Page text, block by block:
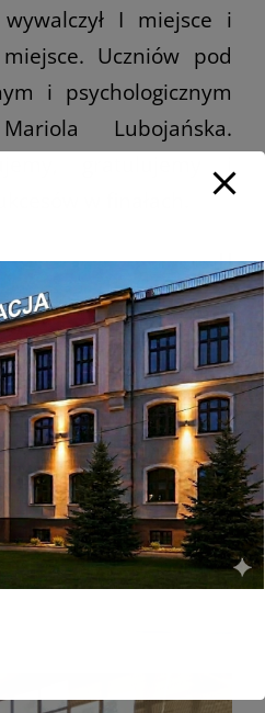
I miejsce i
Uczniów pod
i psychologicznym
Lubojańska.
J.I